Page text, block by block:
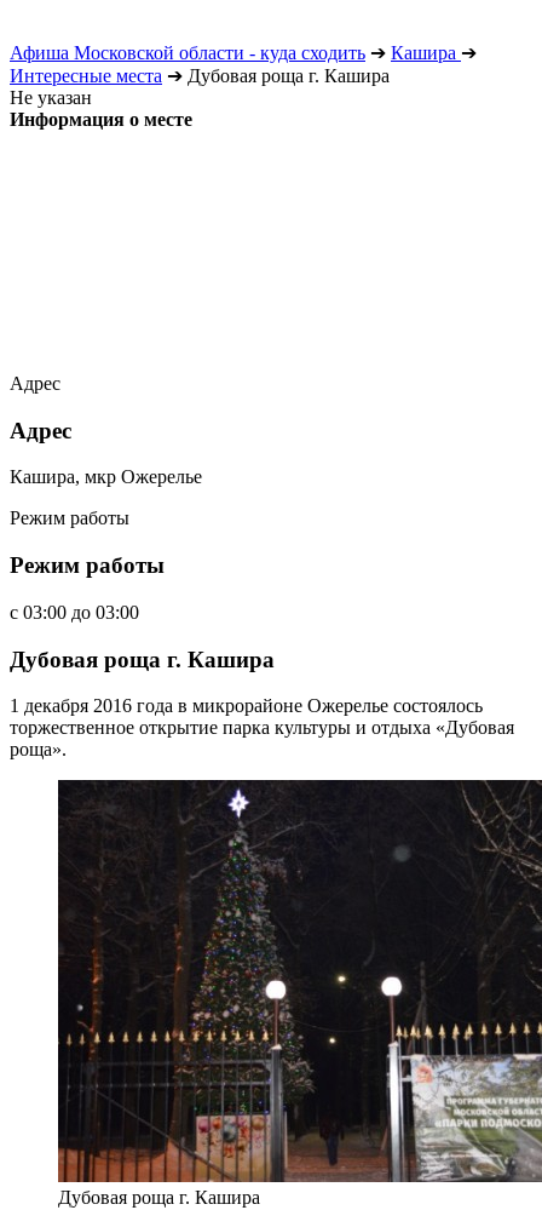
Афиша Московской области - куда сходить ➔ Кашира ➔
Интересные места ➔ Дубовая роща г. Кашира
Не указан
Информация о месте
Адрес
Адрес
Кашира, мкр Ожерелье
Режим работы
Режим работы
c 03:00 до 03:00
Дубовая роща г. Кашира
1 декабря 2016 года в микрорайоне Ожерелье состоялось
торжественное открытие парка культуры и отдыха «Дубовая
роща».
Дубовая роща г. Кашира